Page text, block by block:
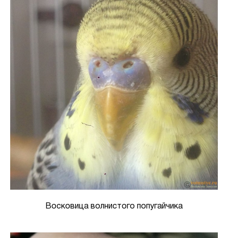
Восковица волнистого попугайчика